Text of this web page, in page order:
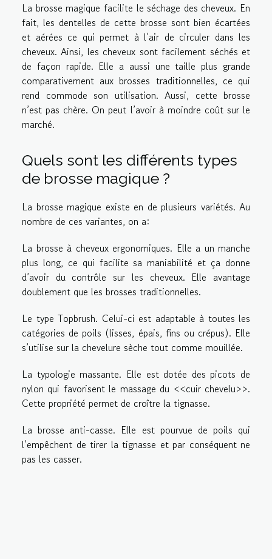
La brosse magique facilite le séchage des cheveux. En
fait, les dentelles de cette brosse sont bien écartées
et aérées ce qui permet à l’air de circuler dans les
cheveux. Ainsi, les cheveux sont facilement séchés et
de façon rapide. Elle a aussi une taille plus grande
comparativement aux brosses traditionnelles, ce qui
rend commode son utilisation. Aussi, cette brosse
n’est pas chère. On peut l’avoir à moindre coût sur le
marché.
Quels sont les différents types
de brosse magique ?
La brosse magique existe en de plusieurs variétés. Au
nombre de ces variantes, on a:
La brosse à cheveux ergonomiques. Elle a un manche
plus long, ce qui facilite sa maniabilité et ça donne
d’avoir du contrôle sur les cheveux. Elle avantage
doublement que les brosses traditionnelles.
Le type Topbrush. Celui-ci est adaptable à toutes les
catégories de poils (lisses, épais, fins ou crépus). Elle
s’utilise sur la chevelure sèche tout comme mouillée.
La typologie massante. Elle est dotée des picots de
nylon qui favorisent le massage du <<cuir chevelu>>.
Cette propriété permet de croître la tignasse.
La brosse anti-casse. Elle est pourvue de poils qui
l’empêchent de tirer la tignasse et par conséquent ne
pas les casser.